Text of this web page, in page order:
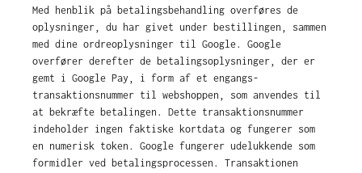
Med henblik på betalingsbehandling overføres de
oplysninger, du har givet under bestillingen, sammen
med dine ordreoplysninger til Google. Google
overfører derefter de betalingsoplysninger, der er
gemt i Google Pay, i form af et engangs-
transaktionsnummer til webshoppen, som anvendes til
at bekræfte betalingen. Dette transaktionsnummer
indeholder ingen faktiske kortdata og fungerer som
en numerisk token. Google fungerer udelukkende som
formidler ved betalingsprocessen. Transaktionen